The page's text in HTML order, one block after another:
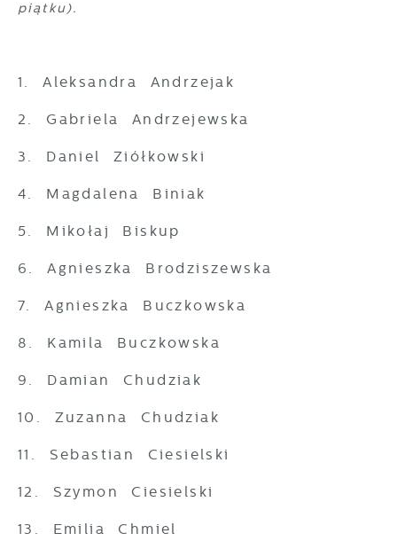
piątku).
1. Aleksandra Andrzejak
2. Gabriela Andrzejewska
3. Daniel Ziółkowski
4. Magdalena Biniak
5. Mikołaj Biskup
6. Agnieszka Brodziszewska
7. Agnieszka Buczkowska
8. Kamila Buczkowska
9. Damian Chudziak
10. Zuzanna Chudziak
11. Sebastian Ciesielski
12. Szymon Ciesielski
13. Emilia Chmiel